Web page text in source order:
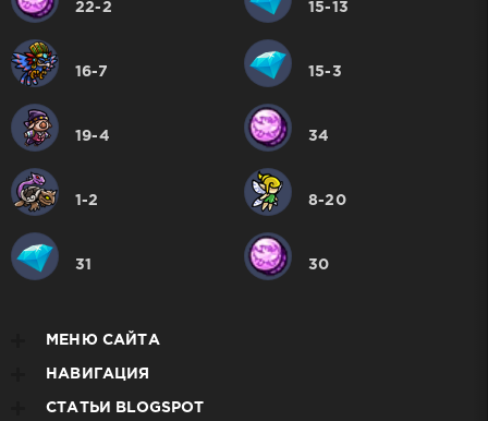
22-2 15-13
16-7 15-3
19-4 34
1-2 8-20
31 30
МЕНЮ САЙТА
НАВИГАЦИЯ
СТАТЬИ BLOGSPOT